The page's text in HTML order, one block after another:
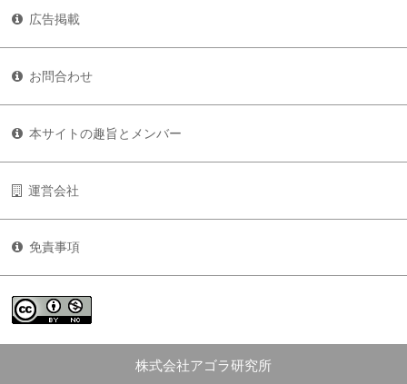
広告掲載
お問合わせ
本サイトの趣旨とメンバー
運営会社
免責事項
株式会社アゴラ研究所